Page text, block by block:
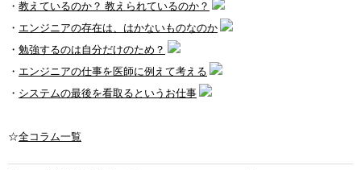
・ 教えているのか？ 教えられているのか？
・ エンジニアの存在は、はかないものなのか
・ 勉強するのは自分だけのため？
・ エンジニアの仕事を医師に例えて考える
・ システムの最後を看取るというお仕事
☆全コラム一覧